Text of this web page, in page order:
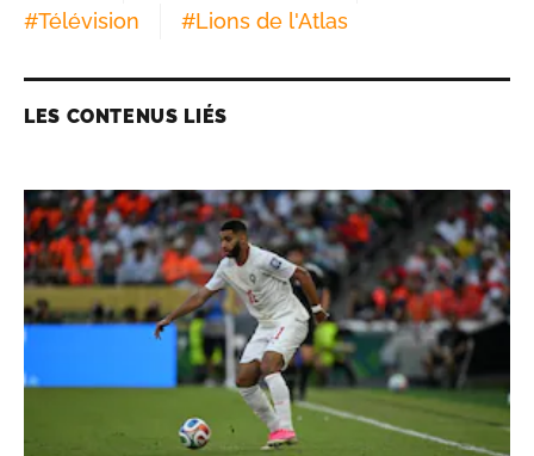
#Télévision #Lions de l'Atlas
LES CONTENUS LIÉS